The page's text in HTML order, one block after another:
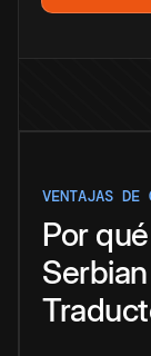
VENTAJAS DE
Por qué
Serbian